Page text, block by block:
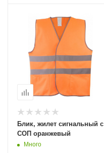
Блик, жилет сигнальный с
СОП оранжевый
Много